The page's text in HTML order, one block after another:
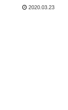
2020.03.23